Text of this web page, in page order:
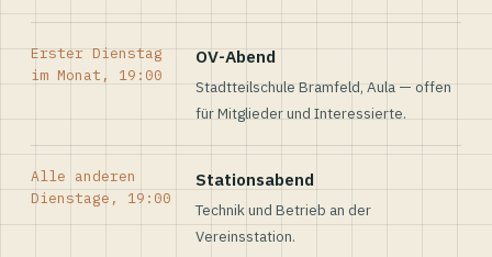
Erster Dienstag
im Monat, 19:00
OV-Abend
Stadtteilschule Bramfeld, Aula — offen
für Mitglieder und Interessierte.
Alle anderen
Dienstage, 19:00
Stationsabend
Technik und Betrieb an der
Vereinsstation.